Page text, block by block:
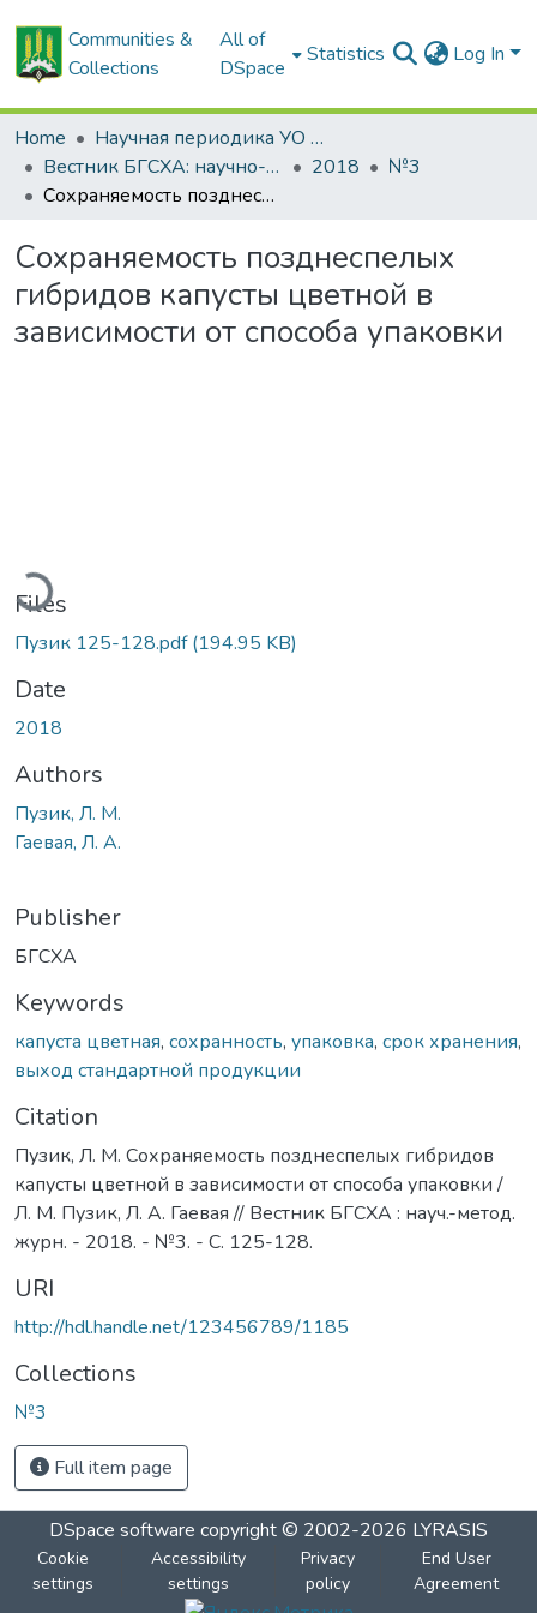
Communities &
Collections
All of
DSpace
Statistics Log In
Home
Научная периодика УО БГСХА
Вестник БГСХА: научно-методический журнал Белорусской государственной сельскохозяйственной академии
2018
№3
Сохраняемость позднеспелых гибридов капусты цветной в зависимости от способа упаковки
Сохраняемость позднеспелых
гибридов капусты цветной в
зависимости от способа упаковки
Files
Пузик 125-128.pdf(194.95 KB)
Date
2018
Authors
Пузик, Л. М.
Гаевая, Л. А.
Publisher
БГСХА
Keywords
капуста цветная, сохранность, упаковка, срок хранения,
выход стандартной продукции
Citation
Пузик, Л. М. Сохраняемость позднеспелых гибридов
капусты цветной в зависимости от способа упаковки /
Л. М. Пузик, Л. А. Гаевая // Вестник БГСХА : науч.-метод.
журн. - 2018. - №3. - С. 125-128.
URI
http://hdl.handle.net/123456789/1185
Collections
№3
Full item page
DSpace software copyright © 2002-2026 LYRASIS
Cookie
settings
Accessibility
settings
Privacy
policy
End User
Agreement